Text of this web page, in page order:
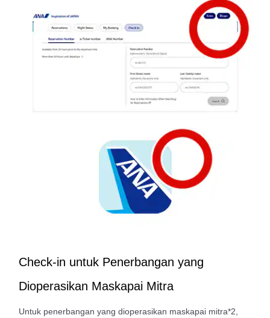
Check-in untuk Penerbangan yang
Dioperasikan Maskapai Mitra
Untuk penerbangan yang dioperasikan maskapai mitra*2,